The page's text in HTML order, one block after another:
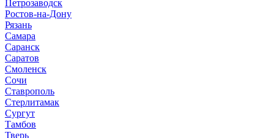
Петрозаводск
Ростов-на-Дону
Рязань
Самара
Саранск
Саратов
Смоленск
Сочи
Ставрополь
Стерлитамак
Сургут
Тамбов
Тверь